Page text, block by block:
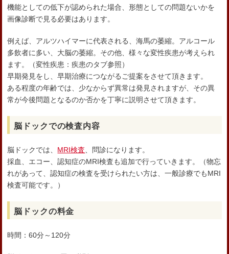
機能としての低下が認められた場合、形態としての問題ないかを
画像診断で見る必要はあります。
例えば、アルツハイマーに代表される、海馬の萎縮。アルコール
多飲者に多い、大脳の萎縮。その他、様々な変性疾患が考えられ
ます。（変性疾患：疾患のタブ参照）
早期発見をし、早期治療につながるご提案をさせて頂きます。
ある程度の年齢では、少なからず異常は発見されますが、その異
常が今後問題となるのか否かを丁寧に説明させて頂きます。
脳ドックでの検査内容
脳ドックでは、 MRI検査 、問診になります。
採血、エコー、認知症のMRI検査も追加で行っていきます。（物忘
れがあって、認知症の検査を受けられたい方は、一般診療でもMRI
検査可能です。）
脳ドックの料金
時間：60分～120分